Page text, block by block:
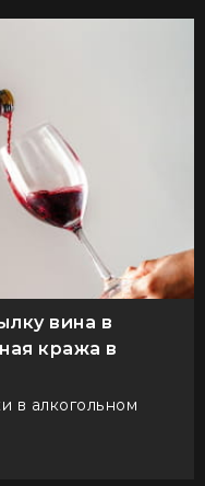
вина в
кража в
в алкогольном